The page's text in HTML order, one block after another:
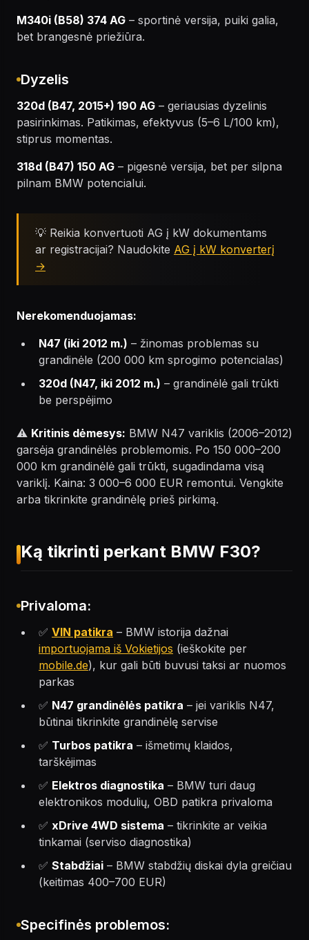
M340i (B58) 374 AG – sportinė versija, puiki galia,
bet brangesnė priežiūra.
Dyzelis
320d (B47, 2015+) 190 AG – geriausias dyzelinis
pasirinkimas. Patikimas, efektyvus (5–6 L/100 km),
stiprus momentas.
318d (B47) 150 AG – pigesnė versija, bet per silpna
pilnam BMW potencialui.
💡 Reikia konvertuoti AG į kW dokumentams
ar registracijai? Naudokite AG į kW konverterį
→
Nerekomenduojamas:
N47 (iki 2012 m.) – žinomas problemas su
grandinėle (200 000 km sprogimo potencialas)
320d (N47, iki 2012 m.) – grandinėlė gali trūkti
be perspėjimo
⚠️ Kritinis dėmesys: BMW N47 variklis (2006–2012)
garsėja grandinėlės problemomis. Po 150 000–200
000 km grandinėlė gali trūkti, sugadindama visą
variklį. Kaina: 3 000–6 000 EUR remontui. Vengkite
arba tikrinkite grandinėlę prieš pirkimą.
Ką tikrinti perkant BMW F30?
Privaloma:
✅ VIN patikra – BMW istorija dažnai
importuojama iš Vokietijos (ieškokite per
mobile.de), kur gali būti buvusi taksi ar nuomos
parkas
✅ N47 grandinėlės patikra – jei variklis N47,
būtinai tikrinkite grandinėlę servise
✅ Turbos patikra – išmetimų klaidos,
tarškėjimas
✅ Elektros diagnostika – BMW turi daug
elektronikos modulių, OBD patikra privaloma
✅ xDrive 4WD sistema – tikrinkite ar veikia
tinkamai (serviso diagnostika)
✅ Stabdžiai – BMW stabdžių diskai dyla greičiau
(keitimas 400–700 EUR)
Specifinės problemos: